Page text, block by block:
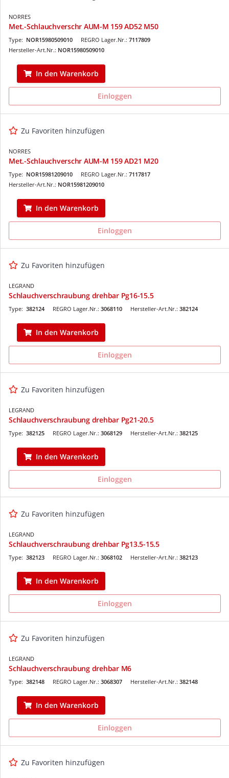
NORRES
Met.-Schlauchverschr AUM-M 159 AD52 M50
REGRO Lager.Nr.: 7117809
Type: NOR15980509010
Hersteller-Art.Nr.: NOR15980509010
In den Warenkorb
Einloggen
Zu Favoriten hinzufügen
NORRES
Met.-Schlauchverschr AUM-M 159 AD21 M20
REGRO Lager.Nr.: 7117817
Type: NOR15981209010
Hersteller-Art.Nr.: NOR15981209010
In den Warenkorb
Einloggen
Zu Favoriten hinzufügen
LEGRAND
Schlauchverschraubung drehbar Pg16-15.5
REGRO Lager.Nr.: 3068110
Type: 382124 Hersteller-Art.Nr.: 382124
In den Warenkorb
Einloggen
Zu Favoriten hinzufügen
LEGRAND
Schlauchverschraubung drehbar Pg21-20.5
REGRO Lager.Nr.: 3068129
Type: 382125 Hersteller-Art.Nr.: 382125
In den Warenkorb
Einloggen
Zu Favoriten hinzufügen
LEGRAND
Schlauchverschraubung drehbar Pg13.5-15.5
REGRO Lager.Nr.: 3068102
Type: 382123 Hersteller-Art.Nr.: 382123
In den Warenkorb
Einloggen
Zu Favoriten hinzufügen
LEGRAND
Schlauchverschraubung drehbar M6
REGRO Lager.Nr.: 3068307
Type: 382148 Hersteller-Art.Nr.: 382148
In den Warenkorb
Einloggen
Zu Favoriten hinzufügen